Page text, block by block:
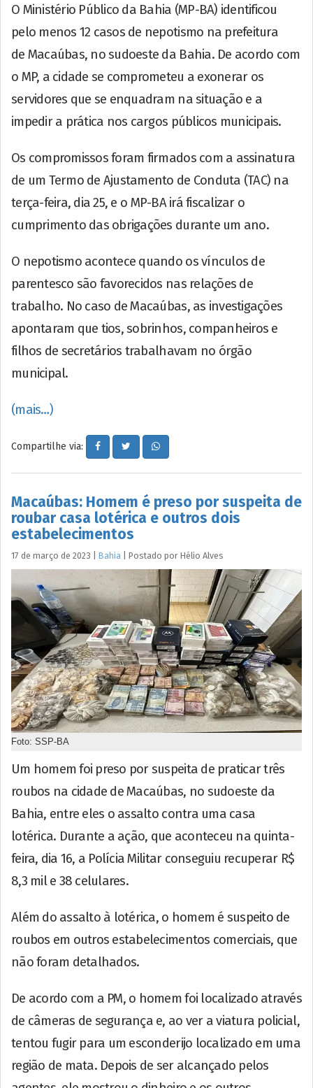
O Ministério Público da Bahia (MP-BA) identificou
pelo menos 12 casos de nepotismo na prefeitura
de Macaúbas, no sudoeste da Bahia. De acordo com
o MP, a cidade se comprometeu a exonerar os
servidores que se enquadram na situação e a
impedir a prática nos cargos públicos municipais.
Os compromissos foram firmados com a assinatura
de um Termo de Ajustamento de Conduta (TAC) na
terça-feira, dia 25, e o MP-BA irá fiscalizar o
cumprimento das obrigações durante um ano.
O nepotismo acontece quando os vínculos de
parentesco são favorecidos nas relações de
trabalho. No caso de Macaúbas, as investigações
apontaram que tios, sobrinhos, companheiros e
filhos de secretários trabalhavam no órgão
municipal.
(mais…)
Compartilhe via:
Macaúbas: Homem é preso por suspeita de
roubar casa lotérica e outros dois
estabelecimentos
17 de março de 2023 Bahia Postado por Hélio Alves
Foto: SSP-BA
Um homem foi preso por suspeita de praticar três
roubos na cidade de Macaúbas, no sudoeste da
Bahia, entre eles o assalto contra uma casa
lotérica. Durante a ação, que aconteceu na quinta-
feira, dia 16, a Polícia Militar conseguiu recuperar R$
8,3 mil e 38 celulares.
Além do assalto à lotérica, o homem é suspeito de
roubos em outros estabelecimentos comerciais, que
não foram detalhados.
De acordo com a PM, o homem foi localizado através
de câmeras de segurança e, ao ver a viatura policial,
tentou fugir para um esconderijo localizado em uma
região de mata. Depois de ser alcançado pelos